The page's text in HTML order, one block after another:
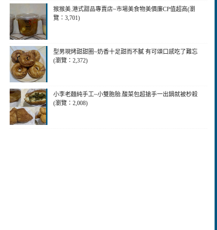
猴猴美.港式甜品專賣店~市場美食物美價廉CP值超高(瀏
覽：3,701)
型男現烤甜甜圈~奶香十足甜而不膩 有可頌口感吃了難忘
(瀏覽：2,372)
小李老麵純手工~小雙胞胎.酸菜包超搶手一出鍋就被杪殺
(瀏覽：2,008)